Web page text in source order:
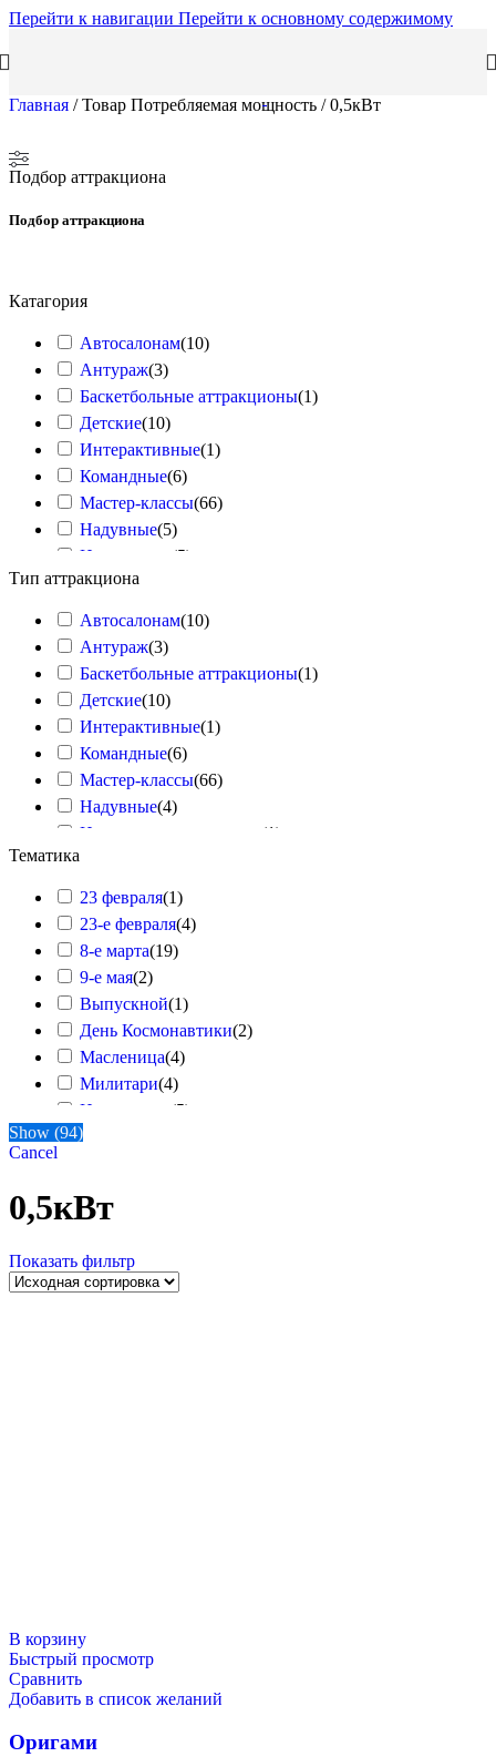
Перейти к навигации Перейти к основному содержимому
Главная / Товар Потребляемая мощность / 0,5кВт
Подбор аттракциона
Подбор аттракциона
Катагория
Автосалонам(10)
Антураж(3)
Баскетбольные аттракционы(1)
Детские(10)
Интерактивные(1)
Командные(6)
Мастер-классы(66)
Надувные(5)
Настольные
(5)
Полоса препятствий QR
)
Спортивное оборудование
Техническое оснащение
Тиры(
Футбольные аттракционы
Хоккейные аттракционы
Тип аттракциона
Автосалонам(10)
Антураж(3)
Баскетбольные аттракционы(1)
Детские(10)
Интерактивные(1)
Командные(6)
Мастер-классы(66)
Надувные(4)
Надувные аттракционы
(1)
Салонные
8
Славянские
6
Спортивное оборудование
Техника (2
Техническое обеспечение
Тиры
Футбольные аттракционы
Хоккейные аттракционы
Тематика
23 февраля(1)
23-е февраля(4)
8-е марта(19)
9-е мая(2)
Выпускной(1)
День Космонавтики(2)
Масленица(4)
Милитари(4)
Новогодняя
(5)
Сказочная
Show (94)
Cancel
0,5кВт
Показать фильтр
В корзину
Быстрый просмотр
Сравнить
Добавить в список желаний
Оригами